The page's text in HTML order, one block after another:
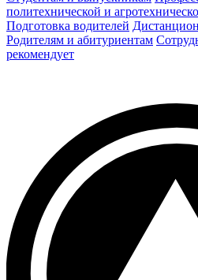
политехнической и
Подготовка водителей
Родителям и абитуриентам
рекомендует